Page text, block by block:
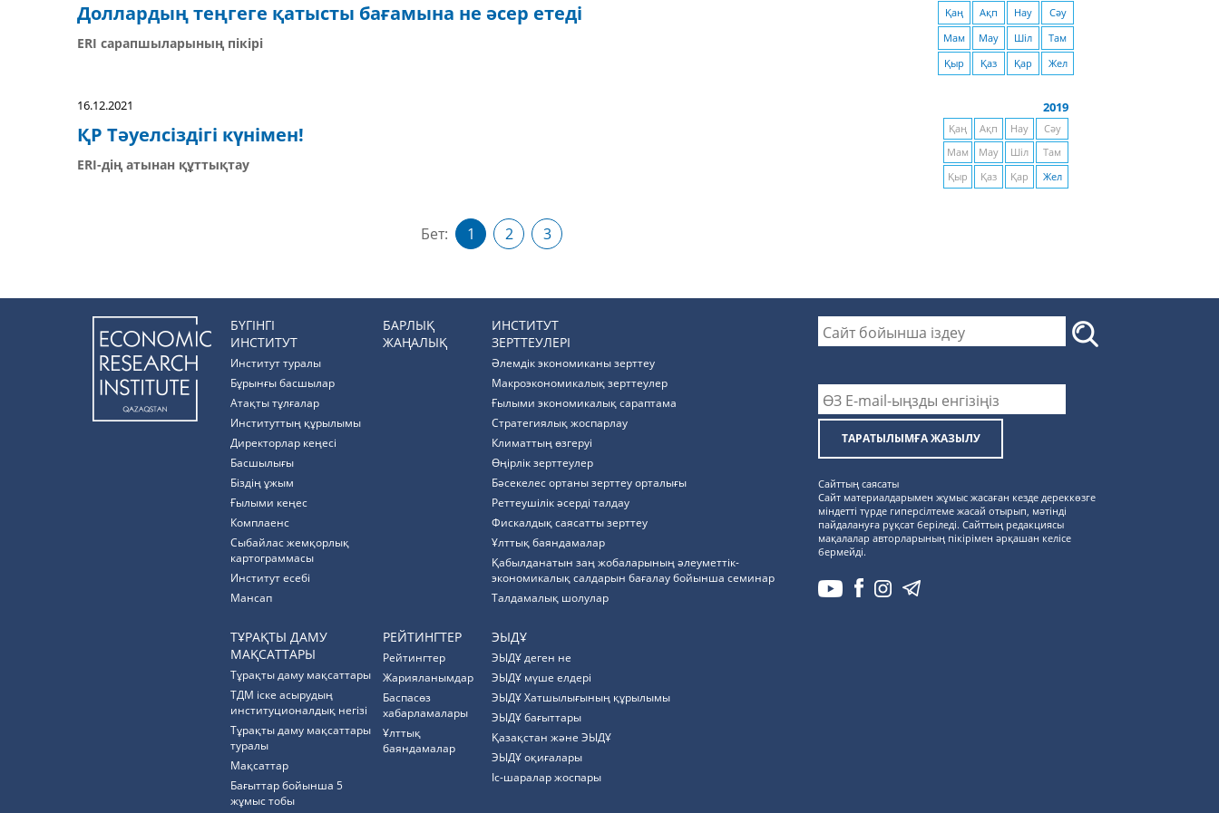
Доллардың теңгеге қатысты бағамына не әсер етеді
ERI сарапшыларының пікірі
16.12.2021
ҚР Тәуелсіздігі күнімен!
ERI-дің атынан құттықтау
Бет: 1 2 3
Қаң Ақп Нау
Сәу
Мам
Мау Шіл
Там
Қыр
Қаз Қар Жел
2019
Қаң Ақп Нау
Сәу
Мам
Мау Шіл
Там
Қыр
Қаз Қар Жел
БҮГІНГІ
ИНСТИТУТ
Институт туралы
Бұрынғы басшылар
Атақты тұлғалар
Институттың құрылымы
Директорлар кеңесі
Басшылығы
Біздің ұжым
Ғылыми кеңес
Комплаенс
Cыбайлас жемқорлық
картограммасы
Институт есебі
Мансап
БАРЛЫҚ
ЖАҢАЛЫҚ
ИНСТИТУТ
ЗЕРТТЕУЛЕРІ
Әлемдік экономиканы зерттеу
Макроэкономикалық зерттеулер
Ғылыми экономикалық сараптама
Стратегиялық жоспарлау
Климаттың өзгеруі
Өңірлік зерттеулер
Бәсекелес ортаны зерттеу орталығы
Реттеушілік әсерді талдау
Фискалдық саясатты зерттеу
Ұлттық баяндамалар
Қабылданатын заң жобаларының әлеуметтік-
экономикалық салдарын бағалау бойынша семинар
Талдамалық шолулар
ТҰРАҚТЫ ДАМУ
МАҚСАТТАРЫ
Тұрақты даму мақсаттары
ТДМ іске асырудың
институционалдық негізі
Тұрақты даму мақсаттары
туралы
Мақсаттар
Бағыттар бойынша 5
жұмыс тобы
РЕЙТИНГТЕР
Рейтингтер
Жарияланымдар
Баспасөз
хабарламалары
Ұлттық
баяндамалар
ЭЫДҰ
ЭЫДҰ деген не
ЭЫДҰ мүше елдері
ЭЫДҰ Хатшылығының құрылымы
ЭЫДҰ бағыттары
Қазақстан және ЭЫДҰ
ЭЫДҰ оқиғалары
Іс-шаралар жоспары
ТАРАТЫЛЫМҒА ЖАЗЫЛУ
Сайттың саясаты
Сайт материалдарымен жұмыс жасаған кезде дереккөзге
міндетті түрде гиперсілтеме жасай отырып, мәтінді
пайдалануға рұқсат беріледі. Сайттың редакциясы
мақалалар авторларының пікірімен әрқашан келісе
бермейді.